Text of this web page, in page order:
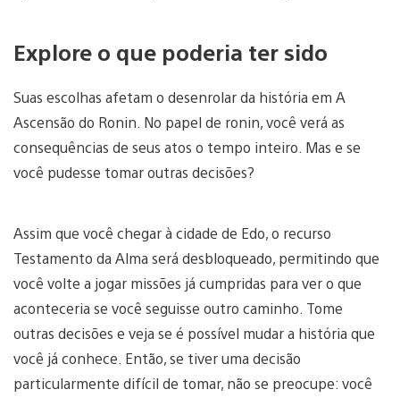
Explore o que poderia ter sido
Suas escolhas afetam o desenrolar da história em A
Ascensão do Ronin. No papel de ronin, você verá as
consequências de seus atos o tempo inteiro. Mas e se
você pudesse tomar outras decisões?
Assim que você chegar à cidade de Edo, o recurso
Testamento da Alma será desbloqueado, permitindo que
você volte a jogar missões já cumpridas para ver o que
aconteceria se você seguisse outro caminho. Tome
outras decisões e veja se é possível mudar a história que
você já conhece. Então, se tiver uma decisão
particularmente difícil de tomar, não se preocupe: você